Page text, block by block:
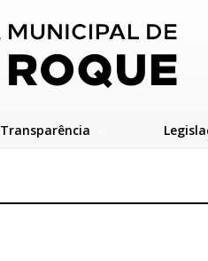
Transparência